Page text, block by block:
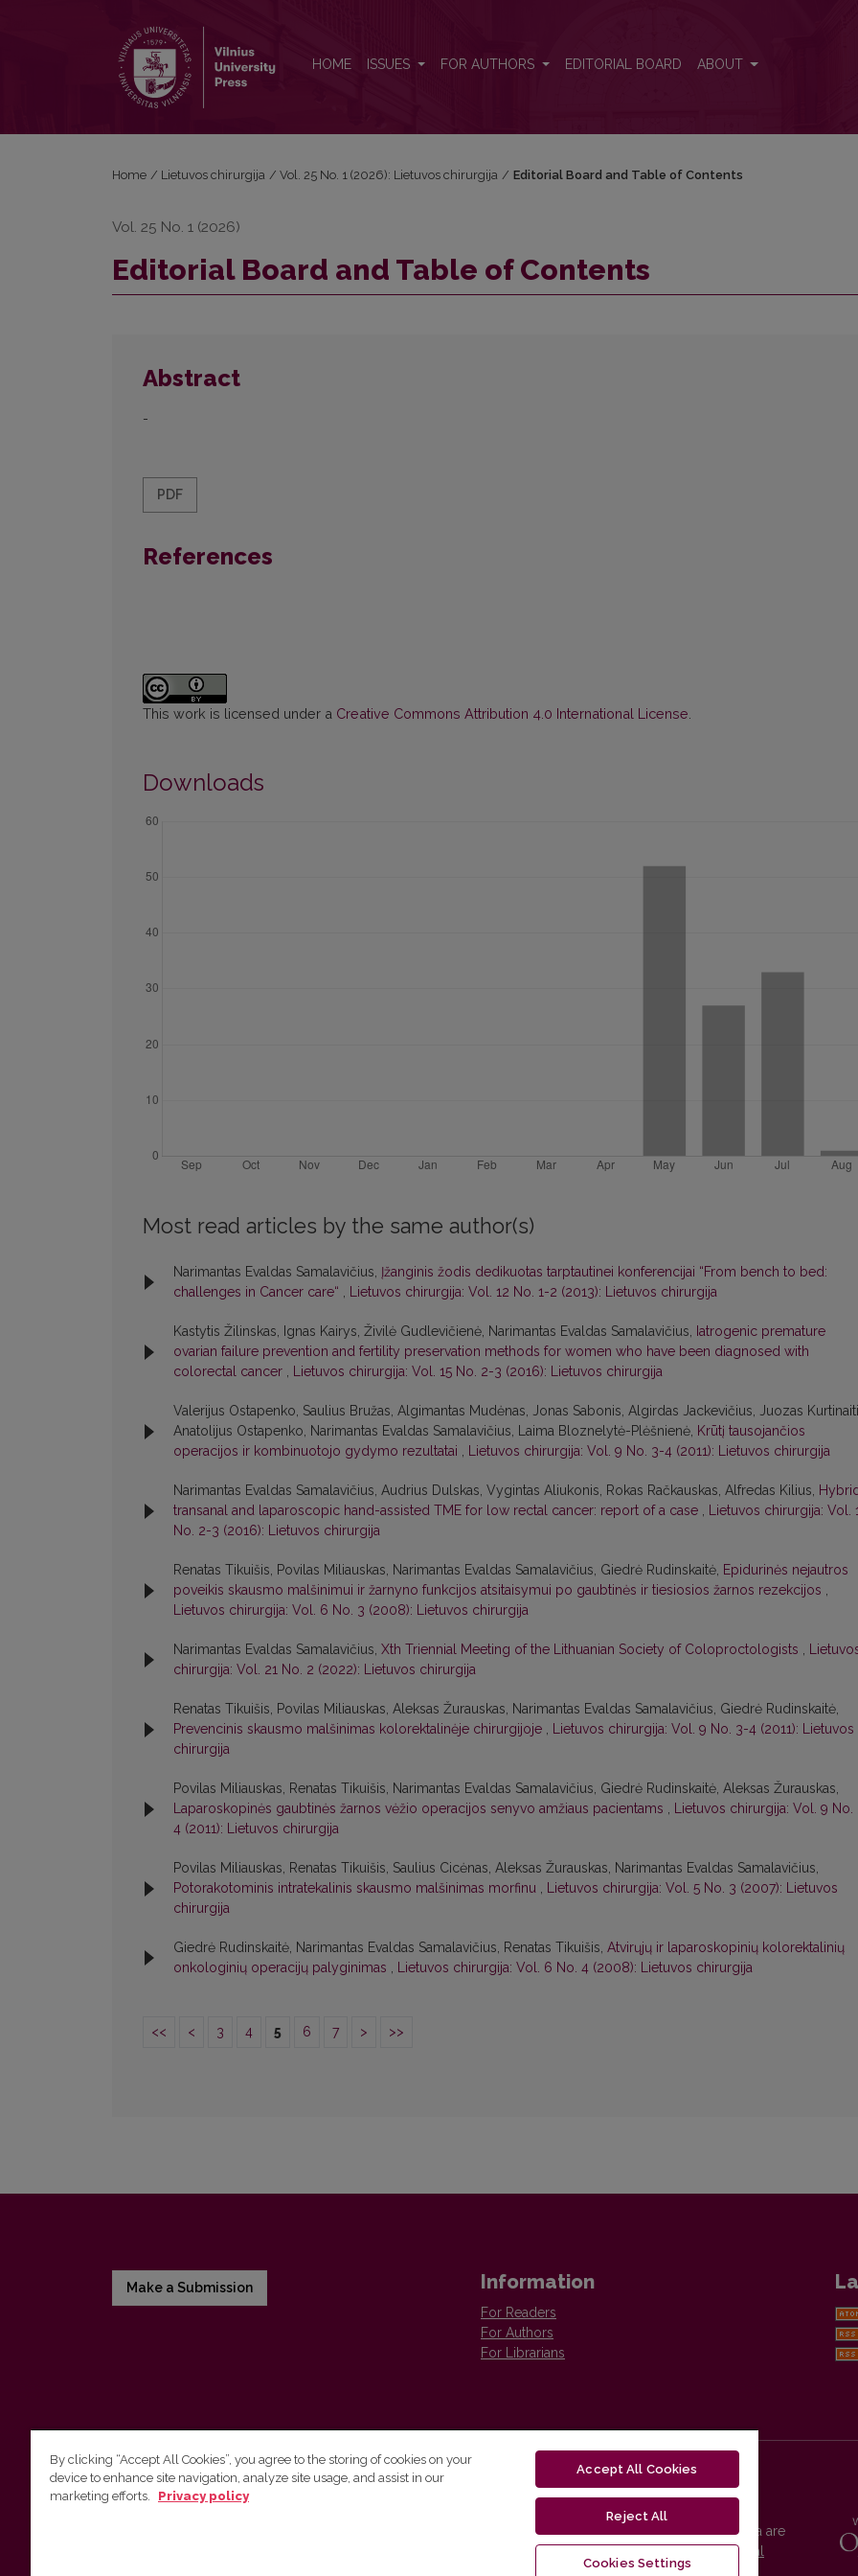
HOME ISSUES FOR AUTHORS EDITORIAL BOARD ABOUT
Home / Lietuvos chirurgija / Vol. 25 No. 1 (2026): Lietuvos chirurgija / Editorial Board and Table of Contents
Vol. 25 No. 1 (2026)
Editorial Board and Table of Contents
Abstract
-
PDF
References
This work is licensed under a Creative Commons Attribution 4.0 International License
Downloads
Most read articles by the same author(s)
Narimantas Evaldas Samalavičius, Įžanginis žodis dedikuotas tarptautinei konferencijai “From bench to bed:
challenges in Cancer care“ , Lietuvos chirurgija: Vol. 12 No. 1-2 (2013): Lietuvos chirurgija
Kastytis Žilinskas, Ignas Kairys, Živilė Gudlevičienė, Narimantas Evaldas Samalavičius, Iatrogenic premature
ovarian failure prevention and fertility preservation methods for women who have been diagnosed with
colorectal cancer , Lietuvos chirurgija: Vol. 15 No. 2-3 (2016): Lietuvos chirurgija
Valerijus Ostapenko, Saulius Bružas, Algimantas Mudėnas, Jonas Sabonis, Algirdas Jackevičius, Juozas
Anatolijus Ostapenko, Narimantas Evaldas Samalavičius, Laima Bloznelytė-Plėšnienė, Krūtį tausojančios
operacijos ir kombinuotojo gydymo rezultatai , Lietuvos chirurgija: Vol. 9 No. 3-4 (2011): Lietuvos chirurgija
Narimantas Evaldas Samalavičius, Audrius Dulskas, Vygintas Aliukonis, Rokas Račkauskas, Alfredas Kilius,
transanal and laparoscopic hand-assisted TME for low rectal cancer: report of a case , Lietuvos chirurgija: Vol.
No. 2-3 (2016): Lietuvos chirurgija
Renatas Tikuišis, Povilas Miliauskas, Narimantas Evaldas Samalavičius, Giedrė Rudinskaitė, Epidurinės nejautros
poveikis skausmo malšinimui ir žarnyno funkcijos atsitaisymui po gaubtinės ir tiesiosios žarnos rezekcijos ,
Lietuvos chirurgija: Vol. 6 No. 3 (2008): Lietuvos chirurgija
Narimantas Evaldas Samalavičius, Xth Triennial Meeting of the Lithuanian Society of Coloproctologists ,
chirurgija: Vol. 21 No. 2 (2022): Lietuvos chirurgija
Renatas Tikuišis, Povilas Miliauskas, Aleksas Žurauskas, Narimantas Evaldas Samalavičius, Giedrė Rudinskaitė,
Prevencinis skausmo malšinimas kolorektalinėje chirurgijoje , Lietuvos chirurgija: Vol. 9 No. 3-4 (2011): Lietuvos
chirurgija
Povilas Miliauskas, Renatas Tikuišis, Narimantas Evaldas Samalavičius, Giedrė Rudinskaitė, Aleksas Žurauskas,
Laparoskopinės gaubtinės žarnos vėžio operacijos senyvo amžiaus pacientams , Lietuvos chirurgija: Vol. 9 No.
4 (2011): Lietuvos chirurgija
Povilas Miliauskas, Renatas Tikuišis, Saulius Cicėnas, Aleksas Žurauskas, Narimantas Evaldas Samalavičius,
Potorakotominis intratekalinis skausmo malšinimas morfinu , Lietuvos chirurgija: Vol. 5 No. 3 (2007): Lietuvos
chirurgija
Giedrė Rudinskaitė, Narimantas Evaldas Samalavičius, Renatas Tikuišis, Atvirųjų ir laparoskopinių kolorektalinių
onkologinių operacijų palyginimas , Lietuvos chirurgija: Vol. 6 No. 4 (2008): Lietuvos chirurgija
<< < 3 4 5 6 7 > >>
Make a Submission Information
For Readers
For Authors
For Librarians
Vilnius University Press
Vilnius University Press platform and metadata are
distributed by
Creative Commons International
By clicking “Accept All Cookies”, you agree to the storing of cookies on your
device to enhance site navigation, analyze site usage, and assist in our
marketing efforts.
Privacy policy
Accept All Cookies
Reject All
Cookies Settings